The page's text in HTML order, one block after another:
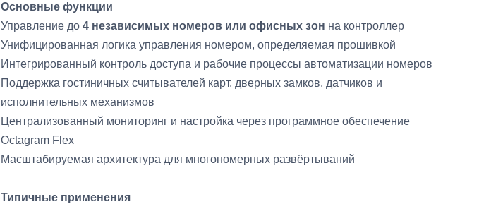
Основные функции
Управление до 4 независимых номеров или офисных зон на контроллер
Унифицированная логика управления номером, определяемая прошивкой
Интегрированный контроль доступа и рабочие процессы автоматизации номеров
Поддержка гостиничных считывателей карт, дверных замков, датчиков и
исполнительных механизмов
Централизованный мониторинг и настройка через программное обеспечение
Octagram Flex
Масштабируемая архитектура для многономерных развёртываний
Типичные применения